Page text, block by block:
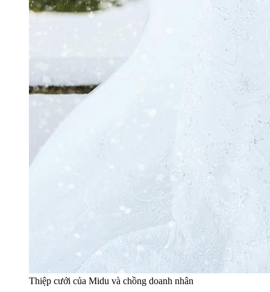
Thiệp cưới của Midu và chồng doanh nhân